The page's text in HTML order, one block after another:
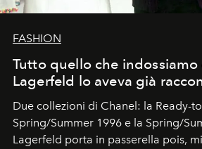
FASHION
Tutto quello che
Lagerfeld lo aveva già
Due collezioni di Chanel: la Ready-
Spring/Summer 1996 e la Spring/
Lagerfeld porta in passerella pois,